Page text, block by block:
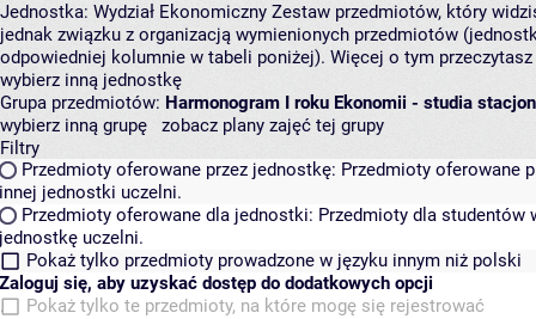
Jednostka: Wydział Ekonomiczny Zestaw przedmiotów, który
jednak związku z organizacją wymienionych przedmiotów
odpowiedniej kolumnie w tabeli poniżej). Więcej o tym
wybierz inną jednostkę
Grupa przedmiotów: Harmonogram I roku Ekonomii - studia
wybierz inną grupę
zobacz plany zajęć tej grupy
Filtry
Przedmioty oferowane przez jednostkę: Przedmioty oferowane
innej jednostki uczelni.
Przedmioty oferowane dla jednostki: Przedmioty dla studentów
jednostkę uczelni.
Pokaż tylko przedmioty prowadzone w języku innym niż polski
Zaloguj się, aby uzyskać dostęp do dodatkowych opcji
Pokaż tylko te przedmioty, na które mogę się rejestrować